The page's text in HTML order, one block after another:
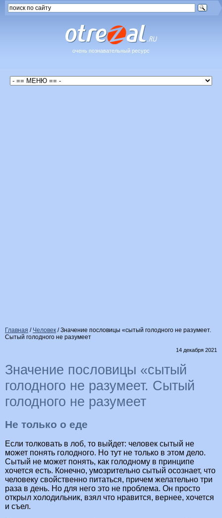
очень познавательный ресурс
Главная / Человек /Значение пословицы «сытый голодного не разумеет.
Сытый голодного не разумеет
14 декабря 2021
Значение пословицы «сытый
голодного не разумеет. Сытый
голодного не разумеет
Не только о еде
Если толковать в лоб, то выйдет: человек сытый не
может понять голодного. Но тут не только в этом дело.
Сытый не может понять, как голодному в принципе
хочется есть. Конечно, умозрительно сытый осознает, что
человеку свойственно питаться, причем желательно три
раза в день. Но для него это не проблема. Он просто
открыл холодильник, взял что нравится, вернее, хочется
и съел.